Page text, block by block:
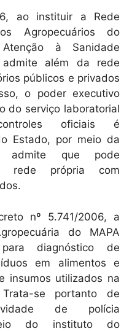
ao instituir a Rede
Agropecuários do
à Sanidade
admite além da rede
públicos e privados
o poder executivo
do serviço laboratorial
oficiais é
Estado, por meio da
admite que pode
rede própria com
nº 5.741/2006, a
do MAPA
diagnóstico de
em alimentos e
insumos utilizados na
Trata-se portanto de
de polícia
do instituto do